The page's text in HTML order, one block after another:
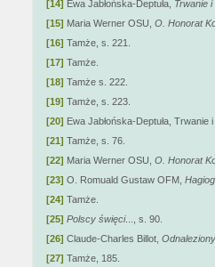
[14] Ewa Jabłońska-Deptuła, Trwanie
[15] Maria Werner OSU, O. Honorat
[16] Tamże, s. 221.
[17] Tamże.
[18] Tamże s. 222.
[19] Tamże, s. 223.
[20] Ewa Jabłońska-Deptuła, Trwanie
[21] Tamże, s. 76.
[22] Maria Werner OSU, O. Honorat
[23] O. Romuald Gustaw OFM,
[24] Tamże.
[25] Polscy święci..., s. 90.
[26] Claude-Charles Billot,
[27] Tamże, 185.